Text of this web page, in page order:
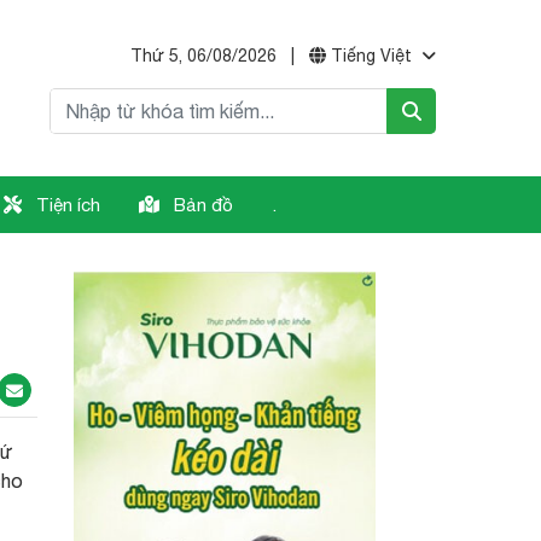
Thứ 5, 06/08/2026 Tiếng Việt
Tiện ích Bản đồ .